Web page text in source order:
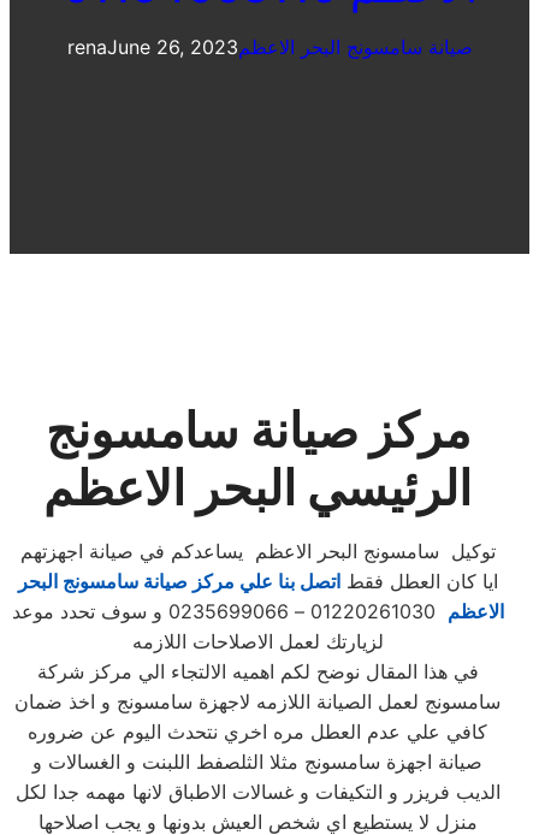
renaJune 26, 2023صيانة سامسونج البحر الاعظم
مركز صيانة سامسونج
الرئيسي البحر الاعظم
توكيل سامسونج البحر الاعظم يساعدكم في صيانة اجهزتهم
ايا كان العطل فقطاتصل بنا علي مركز صيانة سامسونج البحر
الاعظم
01220261030 – 0235699066 و سوف تحدد موعد
لزيارتك لعمل الاصلاحات اللازمه
في هذا المقال نوضح لكم اهميه الالتجاء الي مركز شركة
سامسونج لعمل الصيانة اللازمه لاجهزة سامسونج و اخذ ضمان
كافي علي عدم العطل مره اخري نتحدث اليوم عن ضروره
صيانة اجهزة سامسونج مثلا الثلصفط اللبنت و الغسالات و
الديب فريزر و التكيفات و غسالات الاطباق لانها مهمه جدا لكل
منزل لا يستطيع اي شخص العيش بدونها و يجب اصلاحها